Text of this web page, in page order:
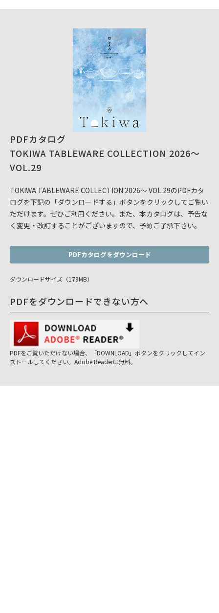
PDFカタログ
TOKIWA TABLEWARE COLLECTION 2026～
VOL.29
TOKIWA TABLEWARE COLLECTION 2026～ VOL.29のPDFカタ
ログを下記の「ダウンロードする」ボタンをクリックしてご覧い
ただけます。ぜひご利用ください。また、本カタログは、予告な
く変更・改訂することがございますので、予めご了承下さい。
PDFカタログをダウンロード
ダウンロードサイズ（179MB）
PDFをダウンロードできない方へ
PDFをご覧いただけない場合、「DOWNLOAD」ボタンをクリックしてイン
ストールしてください。Adobe Readerは無料。